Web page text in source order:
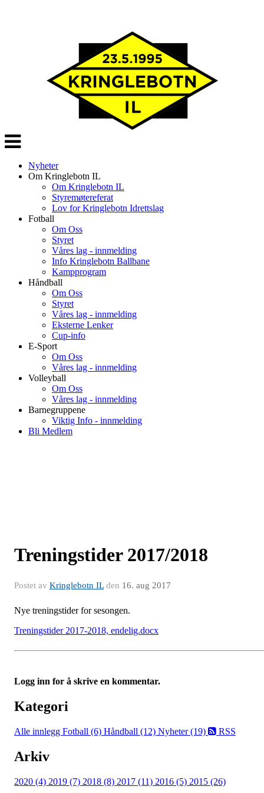
Veksle
navigasjon
Nyheter
Om Kringlebotn IL
Om Kringlebotn IL
Styremøtereferat
Lov for Kringlebotn Idrettslag
Fotball
Om Oss
Styret
Våres lag - innmelding
Info Kringlebotn Ballbane
Kampprogram
Håndball
Om Oss
Styret
Våres lag - innmelding
Eksterne Lenker
Cup-info
E-Sport
Om Oss
Våres lag - innmelding
Volleyball
Om Oss
Våres lag - innmelding
Barnegruppene
Viktig Info - innmelding
Bli Medlem
Treningstider 2017/2018
Postet av Kringlebotn ILden 16. aug 2017
Nye treningstider for sesongen.
Treningstider 2017-2018, endelig.docx
Logg inn for å skrive en kommentar.
Kategori
Alle innlegg Fotball (6) Håndball (12) Nyheter (19) RSS
Arkiv
2020 (4) 2019 (7) 2018 (8) 2017 (11) 2016 (5) 2015 (26)